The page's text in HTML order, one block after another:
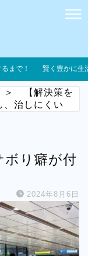
まで！ 賢く豊かに生
【解決策を
、治しにくい
ボり癖が付
2024年8月6日